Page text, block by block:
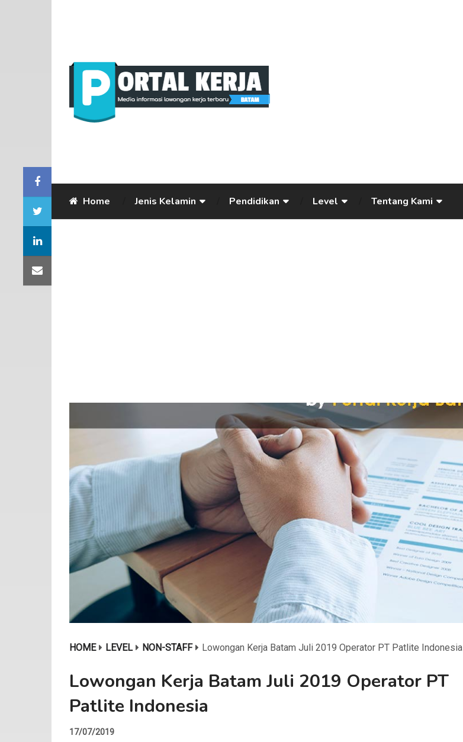
Home Jenis Kelamin Pendidikan Level Tentang Kami
HOME LEVEL NON-STAFF Lowongan Kerja Batam Juli 2019 Operator PT Patlite Indonesia
Lowongan Kerja Batam Juli 2019 Operator PT
Patlite Indonesia
17/07/2019